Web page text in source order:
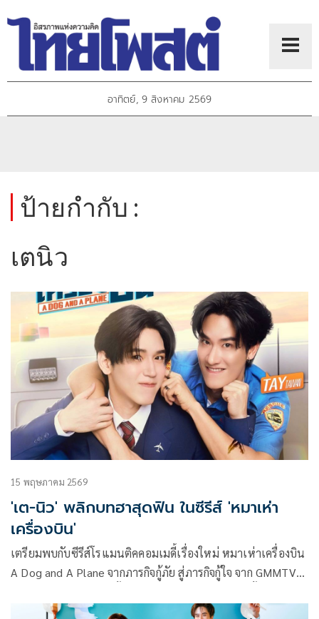
อาทิตย์, 9 สิงหาคม 2569
ป้ายกำกับ :
เตนิว
15 พฤษภาคม 2569
'เต-นิว' พลิกบทฮาสุดฟิน ในซีรีส์ 'หมาเห่า
เครื่องบิน'
เตรียมพบกับซีรีส์โรแมนติคคอมเมดี้เรื่องใหม่ หมาเห่าเครื่องบิน
A Dog and A Plane จากภารกิจกู้ภัย สู่ภารกิจกู้ใจ จาก GMMTV
การกลับมาประชันฝีมือกันอีกครั้งของคู่จิ้นสุดฮอต เต-ตะวัน วิหค